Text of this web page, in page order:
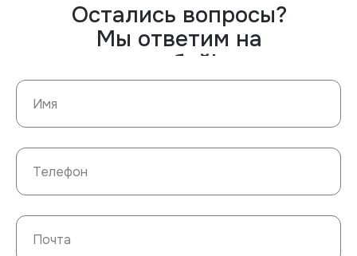
Остались вопросы?
Мы ответим на
любой!